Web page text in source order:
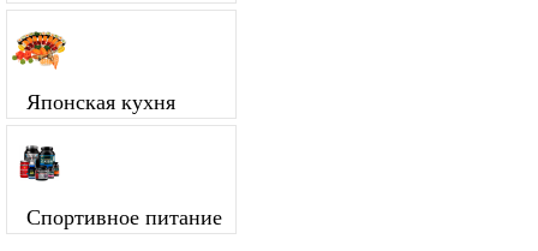
Японская кухня
Спортивное питание